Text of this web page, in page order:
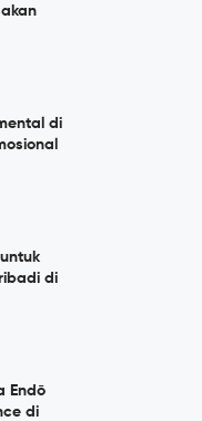
di
di
Endō
di